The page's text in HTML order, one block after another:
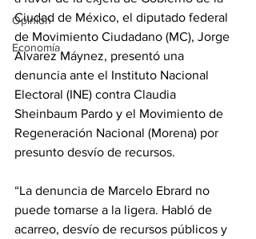
Opinión
Economía
Ciudad de México, el diputado federal
de Movimiento Ciudadano (MC), Jorge
Álvarez Máynez, presentó una
denuncia ante el Instituto Nacional
Electoral (INE) contra Claudia
Sheinbaum Pardo y el Movimiento de
Regeneración Nacional (Morena) por
presunto desvío de recursos.
“La denuncia de Marcelo Ebrard no
puede tomarse a la ligera. Habló de
acarreo, desvío de recursos públicos y